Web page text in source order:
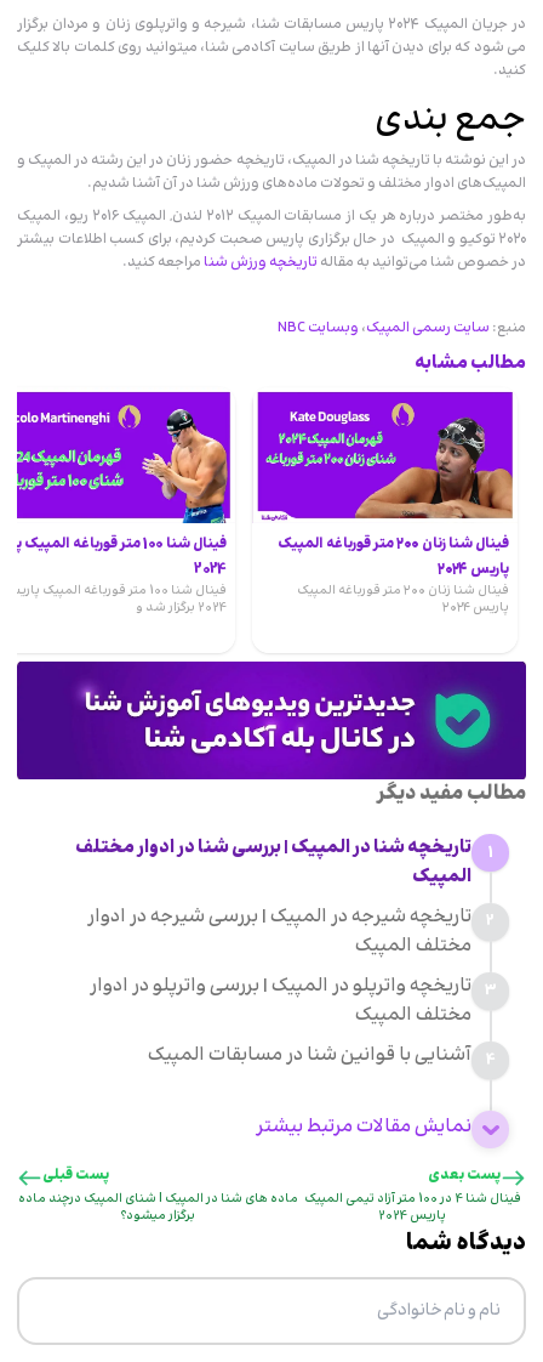
در جریان المپیک ۲۰۲۴ پاریس مسابقات شنا، شیرجه و واترپلوی زنان و مردان برگزار
می شود که برای دیدن آنها از طریق سایت آکادمی شنا، میتوانید روی کلمات بالا کلیک
کنید.
جمع بندی
در این نوشته با تاریخچه شنا در المپیک، تاریخچه حضور زنان در این رشته در المپیک و
المپیک‌های ادوار مختلف و تحولات ماده‌های ورزش شنا در آن آشنا شدیم‌.
به‌طور مختصر درباره هر یک از مسابقات المپیک ۲۰۱۲ لندن, المپیک ۲۰۱۶ ریو، المپیک
۲۰۲۰ توکیو و المپیک در حال برگزاری پاریس صحبت کردیم، برای کسب اطلاعات بیشتر
در خصوص شنا می‌توانید به مقاله تاریخچه ورزش شنا مراجعه کنید.
منبع: سایت رسمی المپیک، وبسایت NBC
مطالب مشابه
فینال شنا زنان ۲۰۰ متر قورباغه المپیک
پاریس ۲۰۲۴
فینال شنا زنان ۲۰۰ متر قورباغه المپیک
پاریس ۲۰۲۴
فینال شنا 100 متر قورباغه المپیک
2024
فینال شنا 100 متر قورباغه المپیک پاریس
2024 برگزار شد و
مطالب مفید دیگر
1
تاریخچه شنا در المپیک | بررسی شنا در ادوار مختلف
المپیک
2
تاریخچه شیرجه در المپیک | بررسی شیرجه در ادوار
مختلف المپیک
3
تاریخچه واترپلو در المپیک | بررسی واترپلو در ادوار
مختلف المپیک
4 آشنایی با قوانین شنا در مسابقات المپیک
نمایش مقالات مرتبط بیشتر
پست بعدی
فینال شنا 4 در 100 متر آزاد تیمی المپیک
پاریس 2024
پست قبلی
ماده های شنا در المپیک | شنای المپیک درچند ماده
برگزار میشود؟
دیدگاه شما